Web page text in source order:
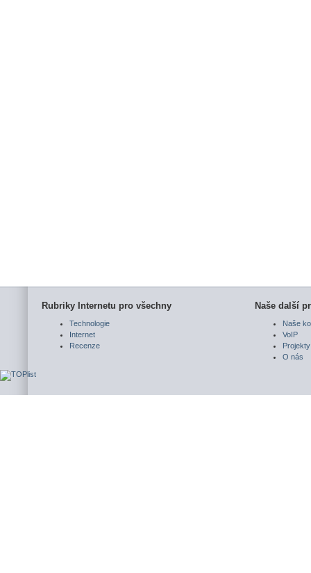
Rubriky Internetu pro všechny
Technologie
Internet
Recenze
Naše další
Naše
VoIP
Projekty
O nás